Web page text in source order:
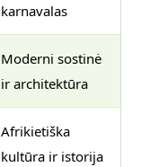
karnavalas
Moderni sostinė
ir architektūra
Afrikietiška
kultūra ir istorija